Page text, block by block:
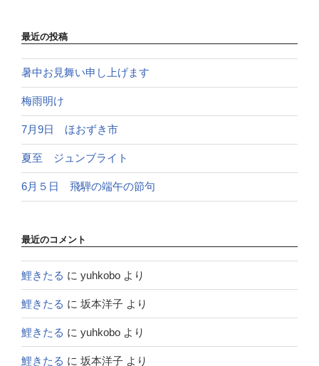
最近の投稿
暑中お見舞い申し上げます
梅雨明け
7月9日 ほおずき市
夏至 ジュンブライト
6月５日 飛騨の端午の節句
最近のコメント
鯉きたる に yuhkobo より
鯉きたる に 坂本洋子 より
鯉きたる に yuhkobo より
鯉きたる に 坂本洋子 より